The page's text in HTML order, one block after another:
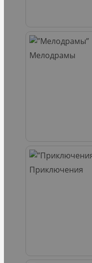
Мелодрамы
Приключения